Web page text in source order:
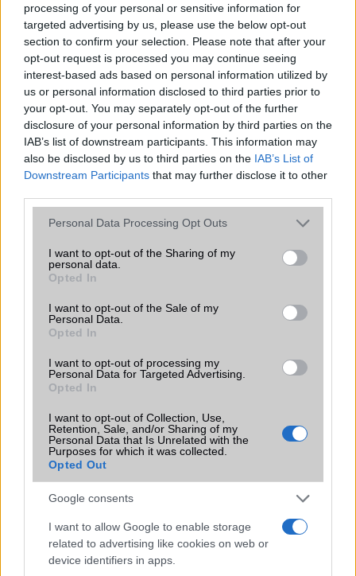
processing of your personal or sensitive information for
targeted advertising by us, please use the below opt-out
section to confirm your selection. Please note that after your
opt-out request is processed you may continue seeing
interest-based ads based on personal information utilized by
us or personal information disclosed to third parties prior to
your opt-out. You may separately opt-out of the further
disclosure of your personal information by third parties on the
IAB’s list of downstream participants. This information may
also be disclosed by us to third parties on the IAB’s List of
Downstream Participants that may further disclose it to other
Please note that this website/app uses one or more Google
not limited to your visit or usage behaviour. You may click to
grant or deny consent to Google and its third-party tags to
use your data for below specified purposes in below Google
consent section.
Personal Data Processing Opt Outs
I want to opt-out of the Sharing of my
personal data.
Opted In
I want to opt-out of the Sale of my
Personal Data.
Opted In
I want to opt-out of processing my
Personal Data for Targeted Advertising.
Opted In
I want to opt-out of Collection, Use,
Retention, Sale, and/or Sharing of my
Personal Data that Is Unrelated with the
Purposes for which it was collected.
Opted Out
Google consents
I want to allow Google to enable storage
related to advertising like cookies on web or
device identifiers in apps.
látószögű fotókhoz kevés, az 5 (f/2.4 fényértékű) megapixeles
mélység-élesség szenzornak pedig továbbra sincs semmi
értelme, jobb lett volna, ha egy nagyobb felbontású széles
látószögűt kapunk és csak két kamerával gazdálkodhatnánk.
A frontoldali kamera 16 megapixeles (f/1.9 fényértékű) és még
így sem lehetséges vele a 2D-s arcfelismerés sem. Miért?
már kicsenget valaki több, mint 150.000 forintot, csak
megérdemelné az arcfelismerést, illetve a felhajtás a
különleges mobil iránt ilyen alapvető funkciót adhatott volna.
A hátoldali kamerák rendelkeznek elektromos
képstabilizálással, videót pedig 1080p/60fps és 4K/30fps-ben
képessége 1080p/30fps, ami szerintem bőven elég.A kamera
szoftvere könnyen átlátható, sok funkciót tartalmaz,
képek élesek maradtak és szerintem tök jól néznek ki.
A Velvet akkumulátora 4300 milliamperórás, ami egy ilyen
vékony (alig 7.9mm) telefonnál nagynak számít, bár szerintem
sokan beáldoztunk volna pár mm-t még nagyobb telepért.
Ezzel az akkumulátorral hat órányi képernyőidő simán kijön, és
a töltést, ha éjszaka végezzük, nem zavar, hogy csak 15 wattos
teljesítménnyel megy végbe. Napközben nem volt szükségem
töltésre, mivel az esetek nagy részében nem merül le annyira,
hogy töltőre kellett volna tennem éjszaka előtt.
ha nem nulláról kell százra tölteni gyorsan, úgy elég csak
lerakni a töltőpadra a telefont, és magába szívja az energiát,
már ha nem csúszik le, hiszen a Velvet még az épphogy nem